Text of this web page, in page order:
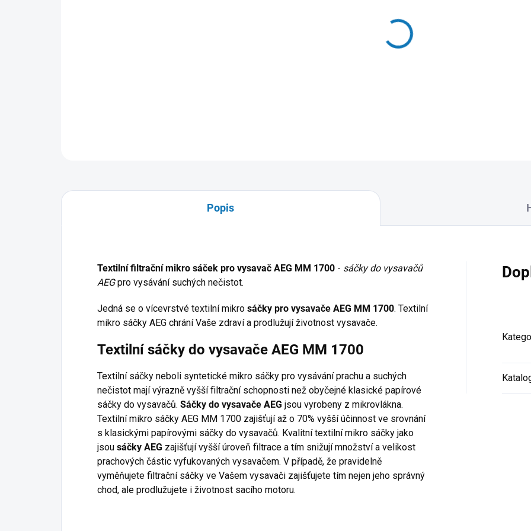
Popis
Textilní filtrační mikro sáček pro vysavač AEG MM 1700 - sáčky do vysavačů
AEGpro vysávání suchých nečistot.
Jedná se o vícevrstvé textilní mikro sáčky pro vysavače AEG MM 1700. Textilní
mikro sáčky AEG chrání Vaše zdraví a prodlužují životnost vysavače.
Textilní sáčky do vysavače AEG MM 1700
Textilní sáčky neboli syntetické mikro sáčky pro vysávání prachu a suchých
nečistot mají výrazně vyšší filtrační schopnosti než obyčejné klasické papírové
sáčky do vysavačů. Sáčky do vysavače AEG jsou vyrobeny z mikrovlákna.
Textilní mikro sáčky AEG MM 1700 zajišťují až o 70% vyšší účinnost ve srovnání
s klasickými papírovými sáčky do vysavačů. Kvalitní textilní mikro sáčky jako
jsou sáčky AEG zajišťují vyšší úroveň filtrace a tím snižují množství a velikost
prachových částic vyfukovaných vysavačem. V případě, že pravidelně
vyměňujete filtrační sáčky ve Vašem vysavači zajišťujete tím nejen jeho správný
chod, ale prodlužujete i životnost sacího motoru.